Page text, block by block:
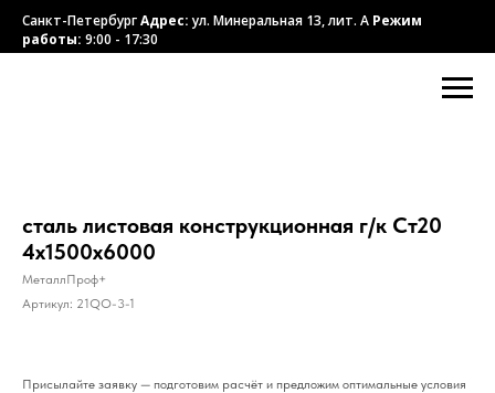
Санкт-ПетербургАдрес:ул. Минеральная 13, лит. А Режим
работы: 9:00 - 17:30
сталь листовая конструкционная г/к Ст20
4х1500х6000
МеталлПроф+
Артикул: 21QO-3-1
Присылайте заявку — подготовим расчёт и предложим оптимальные условия